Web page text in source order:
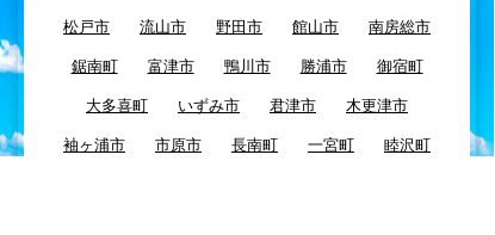
松戸市 流山市 野田市 館山市 南房総市
鋸南町 富津市 鴨川市 勝浦市 御宿町
大多喜町 いずみ市 君津市 木更津市
袖ヶ浦市 市原市 長南町 一宮町 睦沢町